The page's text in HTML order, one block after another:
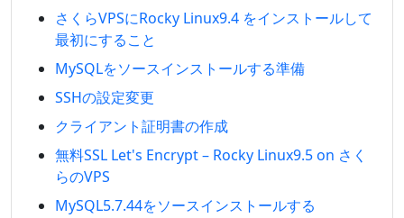
さくらVPSにRocky Linux9.4 をインストールして
最初にすること
MySQLをソースインストールする準備
SSHの設定変更
クライアント証明書の作成
無料SSL Let's Encrypt – Rocky Linux9.5 on さく
らのVPS
MySQL5.7.44をソースインストールする